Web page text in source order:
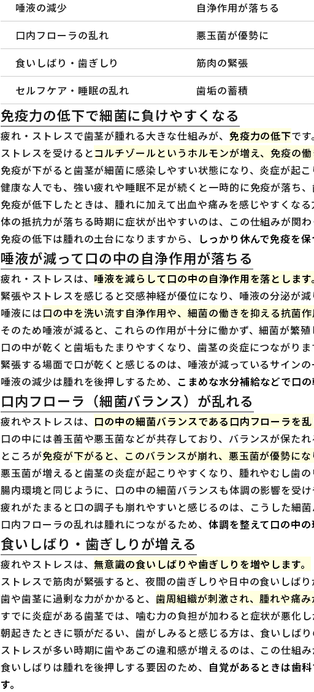
唾液の減少
自浄作用が落ちる
口内フローラの乱れ
悪玉菌が優勢に
食いしばり・歯ぎしり
筋肉の緊張
セルフケア・睡眠の乱れ
歯垢の蓄積
免疫力の低下で細菌に負けやすくなる
疲れ・ストレスで歯茎が腫れる大きな仕組みが、 免疫力の低下です。
ストレスを受けるとコルチゾールというホルモンが増え、免疫の
免疫が下がると歯茎が細菌に感染しやすい状態になり、炎症が起こ
健康な人でも、強い疲れや睡眠不足が続くと一時的に免疫が落ち、
免疫が低下したときは、腫れに加えて出血や痛みを感じやすくなる
体の抵抗力が落ちる時期に症状が出やすいのは、この仕組みが関わ
免疫の低下は腫れの土台になりますから、
しっかり休んで免疫を
唾液が減って口の中の自浄作用が落ちる
疲れ・ストレスは、 唾液を減らして口の中の自浄作用を落とします。
緊張やストレスを感じると交感神経が優位になり、唾液の分泌が減
唾液には口の中を洗い流す自浄作用や、細菌の働きを抑える抗菌
そのため唾液が減ると、これらの作用が十分に働かず、細菌が繁殖
口の中が乾くと歯垢もたまりやすくなり、歯茎の炎症につながりま
緊張する場面で口が乾くと感じるのは、唾液が減っているサインの
唾液の減少は腫れを後押しするため、 こまめな水分補給などで口
口内フローラ（細菌バランス）が乱れる
疲れやストレスは、 口の中の細菌バランスである口内フローラを乱
口の中には善玉菌や悪玉菌などが共存しており、バランスが保た
ところが免疫が下がると、このバランスが崩れ、悪玉菌が優勢にな
悪玉菌が増えると歯茎の炎症が起こりやすくなり、腫れやむし歯の
腸内環境と同じように、口の中の細菌バランスも体調の影響を受け
疲れがたまると口の調子も崩れやすいと感じるのは、こうした細
口内フローラの乱れは腫れにつながるため、 体調を整えて口の中
食いしばり・歯ぎしりが増える
疲れやストレスは、無意識の食いしばりや歯ぎしりを増やします。
ストレスで筋肉が緊張すると、夜間の歯ぎしりや日中の食いしばり
歯や歯茎に過剰な力がかかると、歯周組織が刺激され、腫れや痛み
すでに炎症がある歯茎では、噛む力の負担が加わると症状が悪化し
朝起きたときに顎がだるい、歯がしみると感じる方は、食いしばり
ストレスが多い時期に歯やあごの違和感が増えるのは、この仕組み
食いしばりは腫れを後押しする要因のため、 自覚があるときは歯
す。